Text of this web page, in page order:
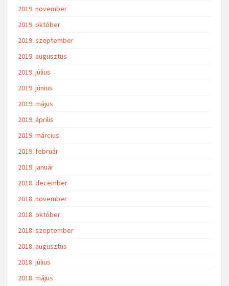
2019. november
2019. október
2019. szeptember
2019. augusztus
2019. július
2019. június
2019. május
2019. április
2019. március
2019. február
2019. január
2018. december
2018. november
2018. október
2018. szeptember
2018. augusztus
2018. július
2018. május